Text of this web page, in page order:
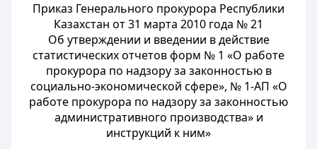
Приказ Генерального прокурора Республики
Казахстан от 31 марта 2010 года № 21
Об утверждении и введении в действие
статистических отчетов форм № 1 «О работе
прокурора по надзору за законностью в
социально-экономической сфере», № 1-АП «О
работе прокурора по надзору за законностью
административного производства» и
инструкций к ним»